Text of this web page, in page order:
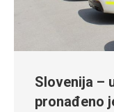
Slovenija –
pronađeno